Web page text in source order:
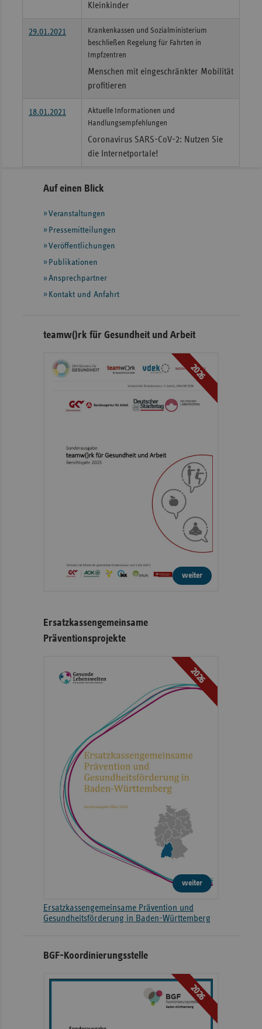
Kleinkinder
29.01.2021
Krankenkassen und Sozialministerium
beschließen Regelung für Fahrten in
Impfzentren
Menschen mit eingeschränkter Mobilität
profitieren
18.01.2021
Aktuelle Informationen und
Handlungsempfehlungen
Coronavirus SARS-CoV-2: Nutzen Sie
die Internetportale!
Seitennavigation
Seitenleiste
weiteren
Informationen
Auf einen Blick
Veranstaltungen
Pressemitteilungen
Veröffentlichungen
Publikationen
Ansprechpartner
Kontakt und Anfahrt
teamw()rk für Gesundheit und Arbeit
2026
weiter
Ersatzkassengemeinsame
Präventionsprojekte
2026
weiter
Ersatzkassengemeinsame Prävention und
Gesundheitsförderung in Baden-Württemberg
BGF-Koordinierungsstelle
2026